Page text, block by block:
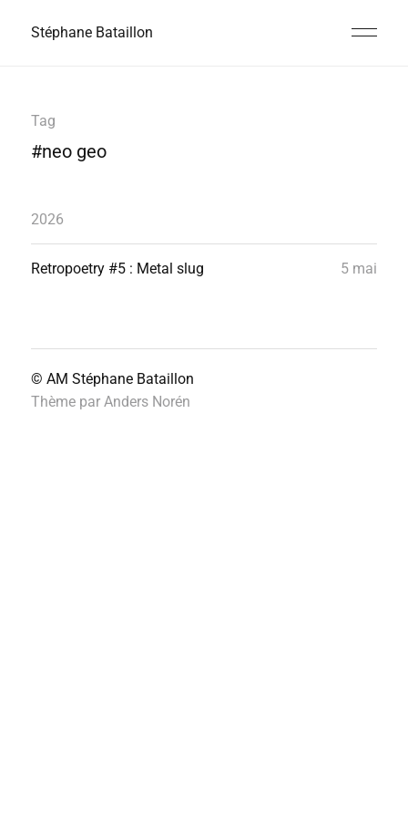
Stéphane Bataillon
Tag
#neo geo
2026
Retropoetry #5 : Metal slug 5 mai
© AM Stéphane Bataillon
Thème par Anders Norén